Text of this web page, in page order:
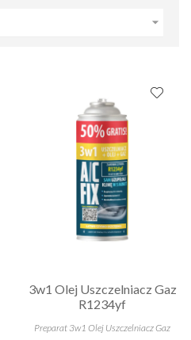

3w1 Olej Uszczelniacz Gaz
R1234yf
Preparat 3w1 Olej Uszczelniacz Gaz